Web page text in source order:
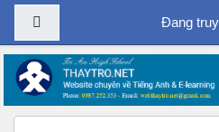
Chuyển tới nội dung chính
Bảng điều khiển cạnhĐang